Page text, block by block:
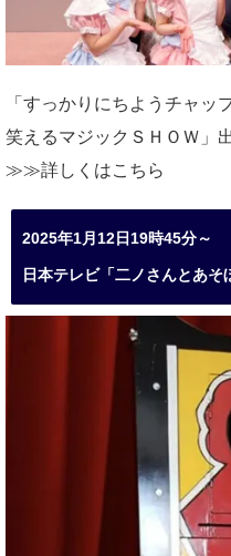
「すっかりにちようチャ
笑えるマジックＳＨＯＷ」
≫≫詳しくはこちら
2025年1月12日19時45分～
日本テレビ「二ノさんとあそ